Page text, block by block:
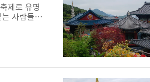
제로 유명
사람들은
대웅보
장이 198